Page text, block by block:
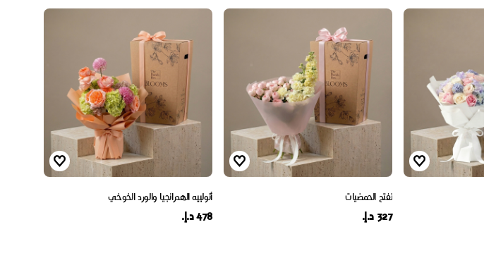
تفتح الحمضيات
327 د.إ.
أتولييه الهدرانجيا والورد الخوخي
478 د.إ.